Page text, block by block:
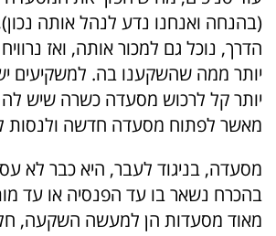
(בהנחה ואנחנו נדע לנהל אותה
הדרך, נוכל גם למכור אותה, ואז
יותר ממה שהשקענו בה. למשקיעים
יותר קל לרכוש מסעדה כשרה שיש לה
מאשר לפתוח מסעדה חדשה ולנסות
מסעדה, בניגוד לעבר, היא כבר לא
בהכרח נשאר בו עד הפנסיה או עד
מאוד מסעדות הן למעשה השקעה,